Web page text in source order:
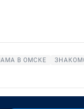
В ОМСКЕ